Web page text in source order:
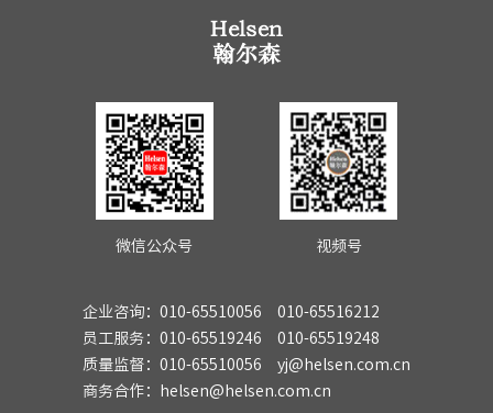
微信公众号 视频号
企业咨询：010-65510056 010-65516212
员工服务：010-65519246 010-65519248
质量监督：010-65510056 yj@helsen.com.cn
商务合作：helsen@helsen.com.cn